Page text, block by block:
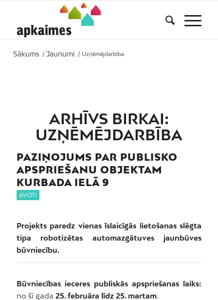
Sākums / Jaunumi / Uzņēmējdarbība
ARHĪVS BIRKAI:
UZŅĒMĒJDARBĪBA
PAZIŅOJUMS PAR PUBLISKO
APSPRIEŠANU OBJEKTAM
KURBADA IELĀ 9
AVOTI
Projekts paredz vienas īslaicīgās lietošanas slēgta
tipa robotizētas automazgātuves jaunbūves
būvniecību.
Būvniecības ieceres publiskās apspriešanas laiks:
no šī gada 25. februāra līdz 25. martam.